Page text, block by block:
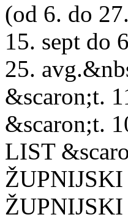
(od 6. do
15. sept do
25.
&scaron;t.
&scaron;t.
LIST